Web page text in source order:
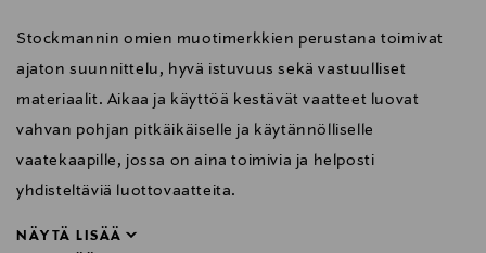
Stockmannin omien muotimerkkien perustana toimivat
ajaton suunnittelu, hyvä istuvuus sekä vastuulliset
materiaalit. Aikaa ja käyttöä kestävät vaatteet luovat
vahvan pohjan pitkäikäiselle ja käytännölliselle
vaatekaapille, jossa on aina toimivia ja helposti
yhdisteltäviä luottovaatteita.
NÄYTÄ LISÄÄ